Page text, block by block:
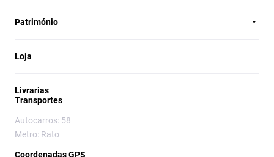
Património
Loja
Livrarias
Transportes
Autocarros: 58
Metro: Rato
Coordenadas GPS